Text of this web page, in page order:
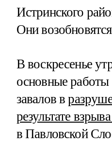
Истринского
Они
В воскресенье
основные работы
завалов в
результате
в Павловской